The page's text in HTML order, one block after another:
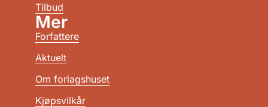
Tilbud
Mer
Forfattere
Aktuelt
Om forlagshuset
Kjøpsvilkår